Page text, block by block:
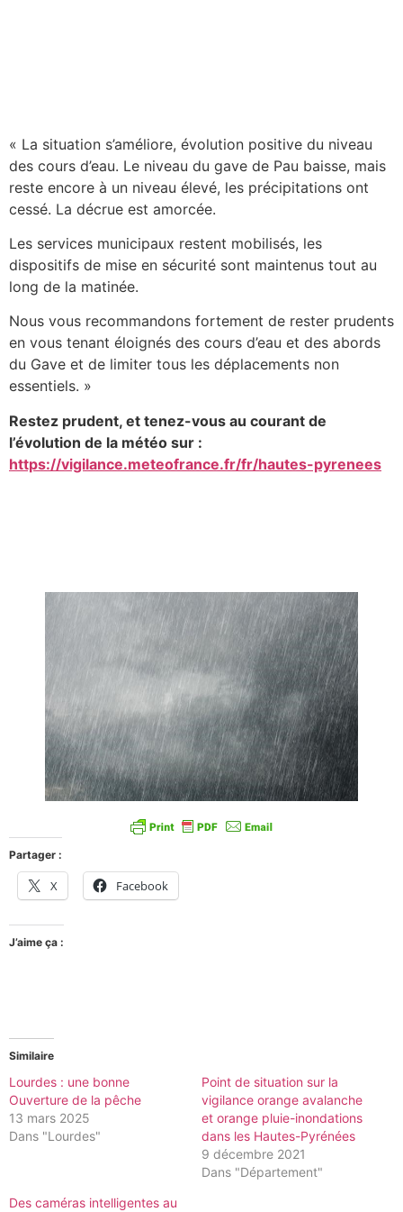
« La situation s’améliore, évolution positive du niveau
des cours d’eau. Le niveau du gave de Pau baisse, mais
reste encore à un niveau élevé, les précipitations ont
cessé. La décrue est amorcée.
Les services municipaux restent mobilisés, les
dispositifs de mise en sécurité sont maintenus tout au
long de la matinée.
Nous vous recommandons fortement de rester prudents
en vous tenant éloignés des cours d’eau et des abords
du Gave et de limiter tous les déplacements non
essentiels. »
Restez prudent, et tenez-vous au courant de
l’évolution de la météo sur :
https://vigilance.meteofrance.fr/fr/hautes-pyrenees
Partager :
X Facebook
J’aime ça :
Similaire
Lourdes : une bonne
Ouverture de la pêche
13 mars 2025
Dans "Lourdes"
Point de situation sur la
vigilance orange avalanche
et orange pluie-inondations
dans les Hautes-Pyrénées
9 décembre 2021
Dans "Département"
Des caméras intelligentes au